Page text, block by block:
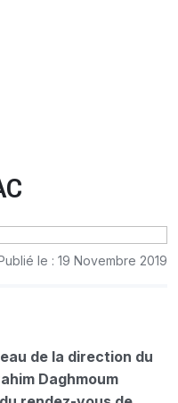
le : 19 Novembre 2019
de la direction du
Daghmoum